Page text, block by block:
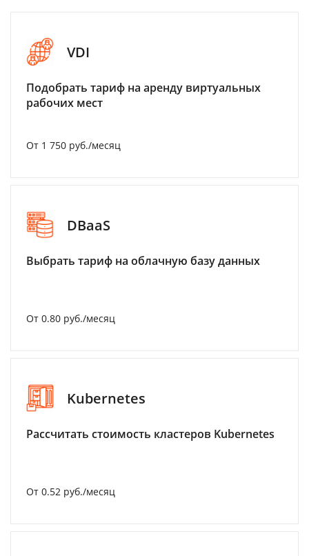
VDI
Подобрать тариф на аренду виртуальных
рабочих мест
От 1 750 руб./месяц
DBaaS
Выбрать тариф на облачную базу данных
От 0.80 руб./месяц
Kubernetes
Рассчитать стоимость кластеров Kubernetes
От 0.52 руб./месяц